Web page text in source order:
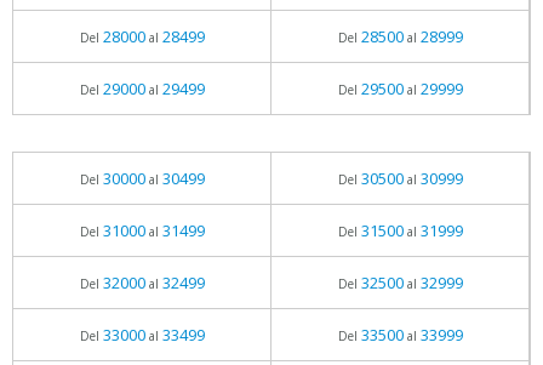
Del 28000al 28499 Del 28500al 28999
Del 29000al 29499 Del 29500al 29999
Del 30000al 30499 Del 30500al 30999
Del 31000al 31499 Del 31500al 31999
Del 32000al 32499 Del 32500al 32999
Del 33000al 33499 Del 33500al 33999